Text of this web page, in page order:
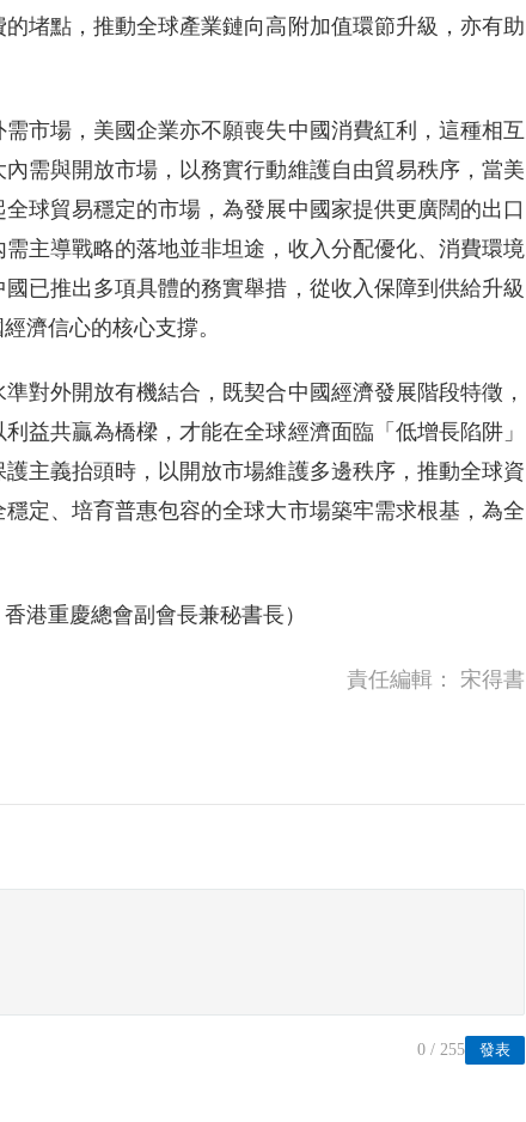
堵點，推動全球產業鏈向高附加值環節升級，亦有助
市場，美國企業亦不願喪失中國消費紅利，這種相互
需與開放市場，以務實行動維護自由貿易秩序，當美
球貿易穩定的市場，為發展中國家提供更廣闊的出口
主導戰略的落地並非坦途，收入分配優化、消費環境
已推出多項具體的務實舉措，從收入保障到供給升級
濟信心的核心支撐。
對外開放有機結合，既契合中國經濟發展階段特徵，
益共贏為橋樑，才能在全球經濟面臨「低增長陷阱」
主義抬頭時，以開放市場維護多邊秩序，推動全球資
定、培育普惠包容的全球大市場築牢需求根基，為全
港重慶總會副會長兼秘書長）
責任編輯： 宋得書
發表
0 / 255